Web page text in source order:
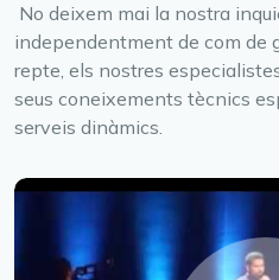
No deixem mai la nostra
independentment de com de
repte, els nostres
seus coneixements tècnics
serveis dinàmics.